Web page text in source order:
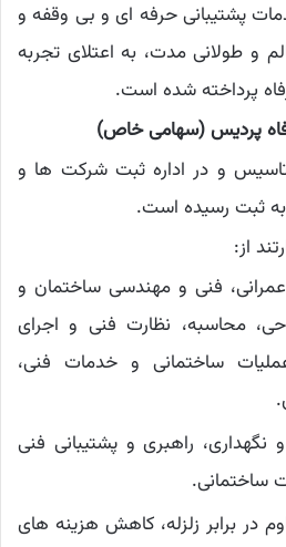
پشتیبانی حرفه ای و بی وقفه و
و طولانی مدت، به اعتلای تجربه
پرداخته شده است.
پردیس (سهامی خاص)
تاریخ 1390/03/22 تاسیس و در اداره ثبت شركت ها و
ثبت رسیده است.
از:
عمرانی، فنی و مهندسی ساختمان و
محاسبه، نظارت فنی و اجرای
ساختمانی و خدمات فنی،
نگهداری، راهبری و پشتیبانی فنی
ساختمانی.
در برابر زلزله، کاهش هزینه های